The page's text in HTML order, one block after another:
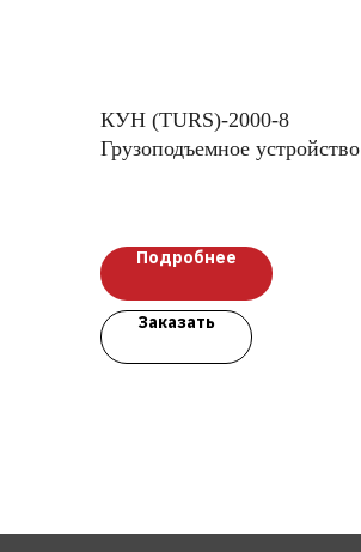
КУН (TURS)-2000-8
Грузоподъемное устройство
Подробнее
Заказать